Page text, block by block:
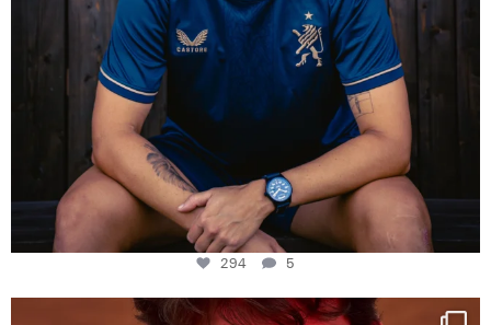
294 5
One last dance at home